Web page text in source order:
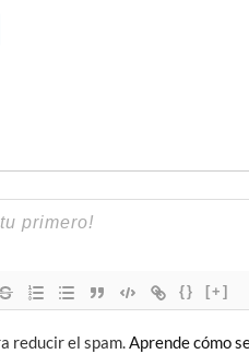
{} [+]
reducir el spam.Aprende cómo